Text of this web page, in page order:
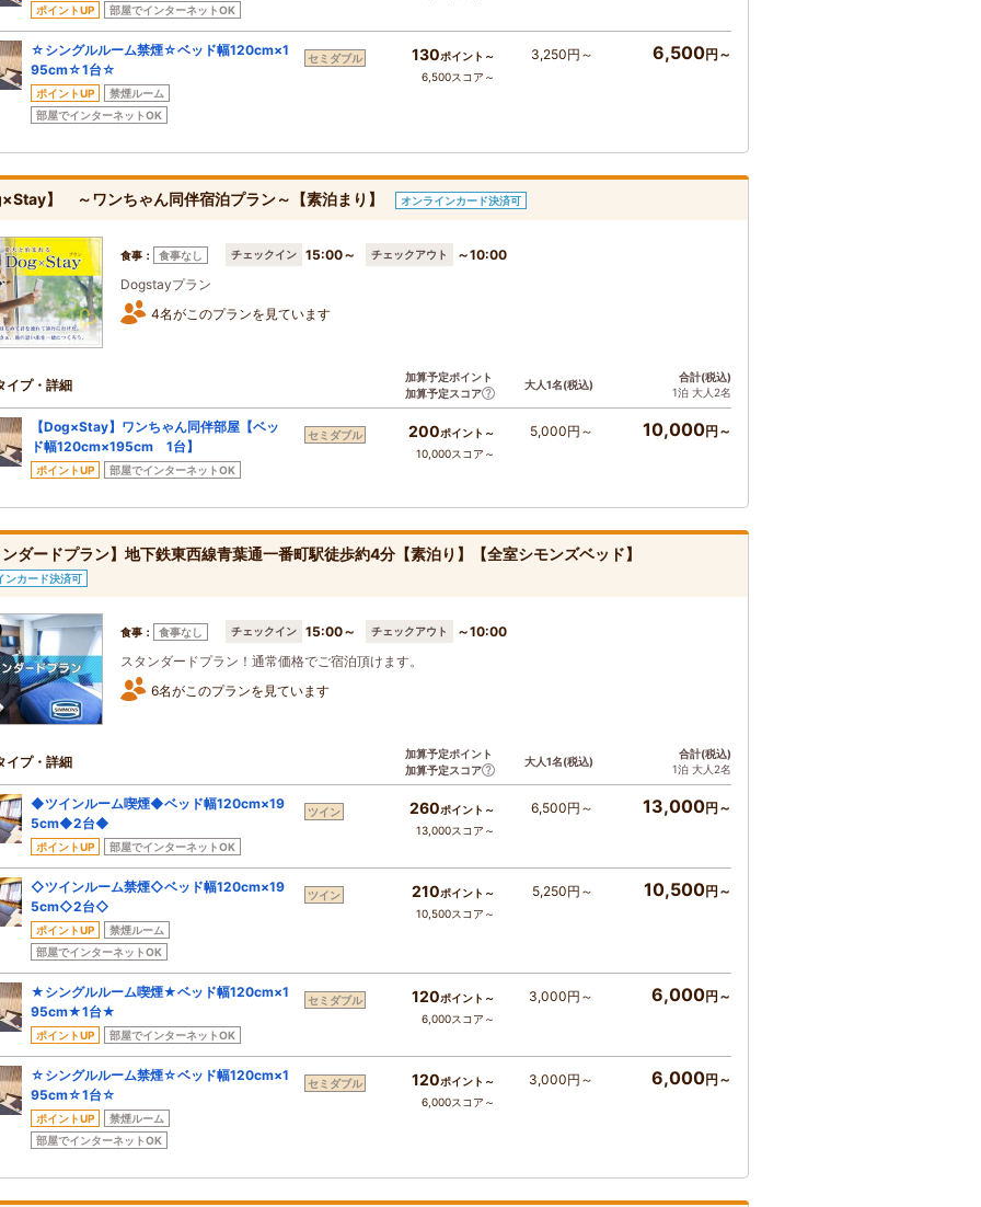
ポイントUP 部屋でインターネットOK
☆シングルルーム禁煙☆ベッド幅120cm×1
95cm☆1台☆
ポイントUP
禁煙ルーム
部屋でインターネットOK
セミダブル 130ポイント～
6,500スコア～
3,250円～ 6,500円～
】 ～ワンちゃん同伴宿泊プラン～【素泊まり】 オンラインカード決済可
食事： 食事なし チェックイン 15:00～ チェックアウト
～10:00
Dogstayプラン
4名がこのプランを見ています
イプ・詳細
加算予定ポイント
加算予定スコア
大人1名(税込)
合計(税込)
1泊 大人2名
【Dog×Stay】ワンちゃん同伴部屋【ベッ
ド幅120cm×195cm 1台】
ポイントUP 部屋でインターネットOK
セミダブル 200ポイント～
10,000スコア～
5,000円～ 10,000円～
ダードプラン】地下鉄東西線青葉通一番町駅徒歩約4分【素泊り】【全室シモンズベッド】
ンカード決済可
食事： 食事なし チェックイン 15:00～ チェックアウト
～10:00
スタンダードプラン！通常価格でご宿泊頂けます。
6名がこのプランを見ています
イプ・詳細
加算予定ポイント
加算予定スコア
大人1名(税込)
合計(税込)
1泊 大人2名
◆ツインルーム喫煙◆ベッド幅120cm×19
5cm◆2台◆
ポイントUP 部屋でインターネットOK
ツイン 260ポイント～
13,000スコア～
6,500円～ 13,000円～
◇ツインルーム禁煙◇ベッド幅120cm×19
5cm◇2台◇
ポイントUP
禁煙ルーム
部屋でインターネットOK
ツイン 210ポイント～
10,500スコア～
5,250円～ 10,500円～
★シングルルーム喫煙★ベッド幅120cm×1
95cm★1台★
ポイントUP 部屋でインターネットOK
セミダブル 120ポイント～
6,000スコア～
3,000円～ 6,000円～
☆シングルルーム禁煙☆ベッド幅120cm×1
95cm☆1台☆
ポイントUP
禁煙ルーム
部屋でインターネットOK
セミダブル 120ポイント～
6,000スコア～
3,000円～ 6,000円～